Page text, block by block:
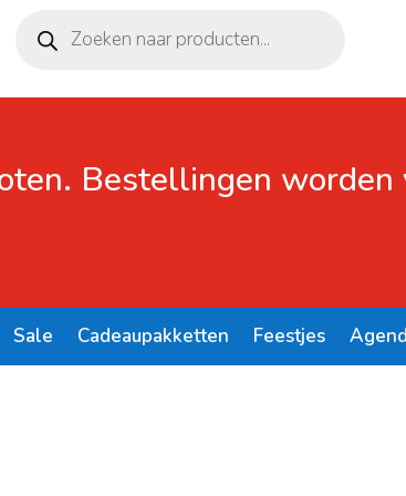
zoeken
Bestellingen
Sale Cadeaupakketten Feestjes